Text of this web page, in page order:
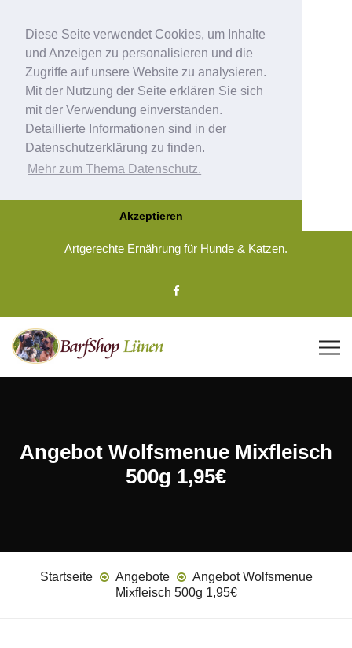
Diese Seite verwendet Cookies, um Inhalte
und Anzeigen zu personalisieren und die
Zugriffe auf unsere Website zu analysieren.
Mit der Nutzung der Seite erklären Sie sich
mit der Verwendung einverstanden.
Detaillierte Informationen sind in der
Datenschutzerklärung zu finden.
Mehr zum Thema Datenschutz.
Akzeptieren
Artgerechte Ernährung für Hunde & Katzen.
Angebot Wolfsmenue Mixfleisch
500g 1,95€
Startseite Angebote
Angebot Wolfsmenue
Mixfleisch 500g 1,95€